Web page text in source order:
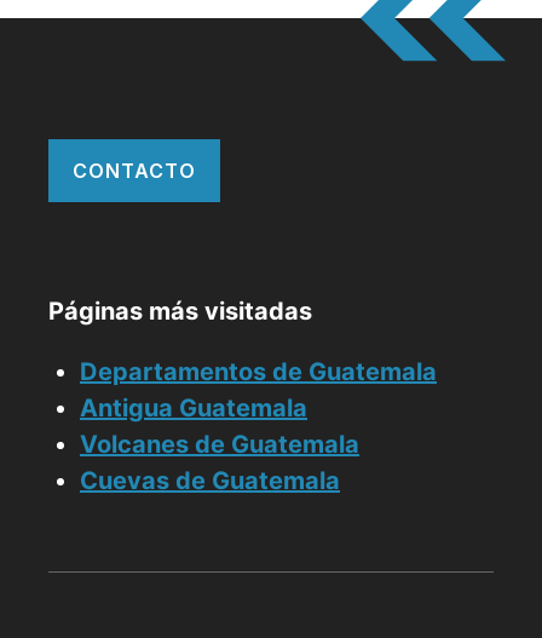
CONTACTO
Páginas más visitadas
Departamentos de Guatemala
Antigua Guatemala
Volcanes de Guatemala
Cuevas de Guatemala